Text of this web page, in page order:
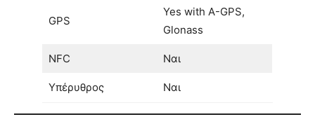
GPS
Yes with A-GPS,
Glonass
NFC Ναι
Υπέρυθρος Ναι